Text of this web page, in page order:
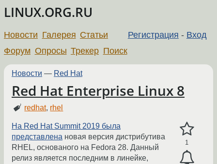
LINUX.ORG.RU
Регистрация - Вход
Новости Галерея Статьи
Форум Опросы Трекер Поиск
Новости — Red Hat
Red Hat Enterprise Linux 8
redhat, rhel
1
На Red Hat Summit 2019 была
представлена новая версия дистрибутива
RHEL, основаного на Fedora 28. Данный
релиз является последним в линейке,